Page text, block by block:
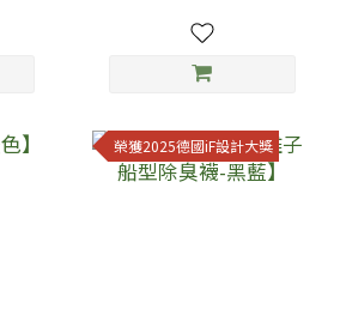
榮獲2025德國iF設計大獎